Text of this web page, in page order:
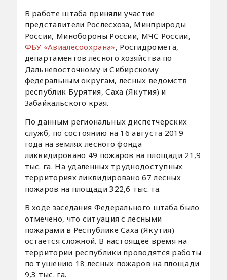
В работе штаба приняли участие
представители Рослесхоза, Минприроды
России, Минобороны России, МЧС России,
ФБУ «Авиалесоохрана», Росгидромета,
департаментов лесного хозяйства по
Дальневосточному и Сибирскому
федеральным округам, лесных ведомств
республик Бурятия, Саха (Якутия) и
Забайкальского края.
По данным региональных диспетчерских
служб, по состоянию на 16 августа 2019
года на землях лесного фонда
ликвидировано 49 пожаров на площади 21,9
тыс. га. На удаленных труднодоступных
территориях ликвидировано 67 лесных
пожаров на площади 322,6 тыс. га.
В ходе заседания Федерального штаба было
отмечено, что ситуация с лесными
пожарами в Республике Саха (Якутия)
остается сложной. В настоящее время на
территории республики проводятся работы
по тушению 18 лесных пожаров на площади
9,3 тыс. га.